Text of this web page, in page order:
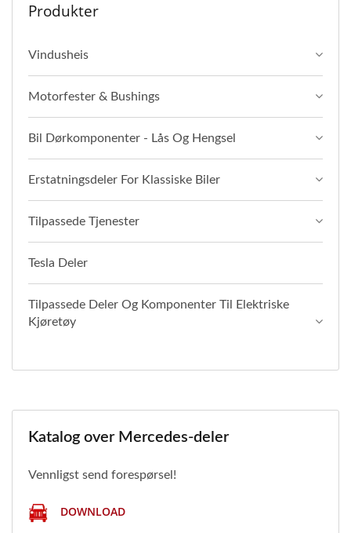
Produkter
Vindusheis
Motorfester & Bushings
Bil Dørkomponenter - Lås Og Hengsel
Erstatningsdeler For Klassiske Biler
Tilpassede Tjenester
Tesla Deler
Tilpassede Deler Og Komponenter Til Elektriske
Kjøretøy
Katalog over Mercedes-deler
Vennligst send forespørsel!
DOWNLOAD